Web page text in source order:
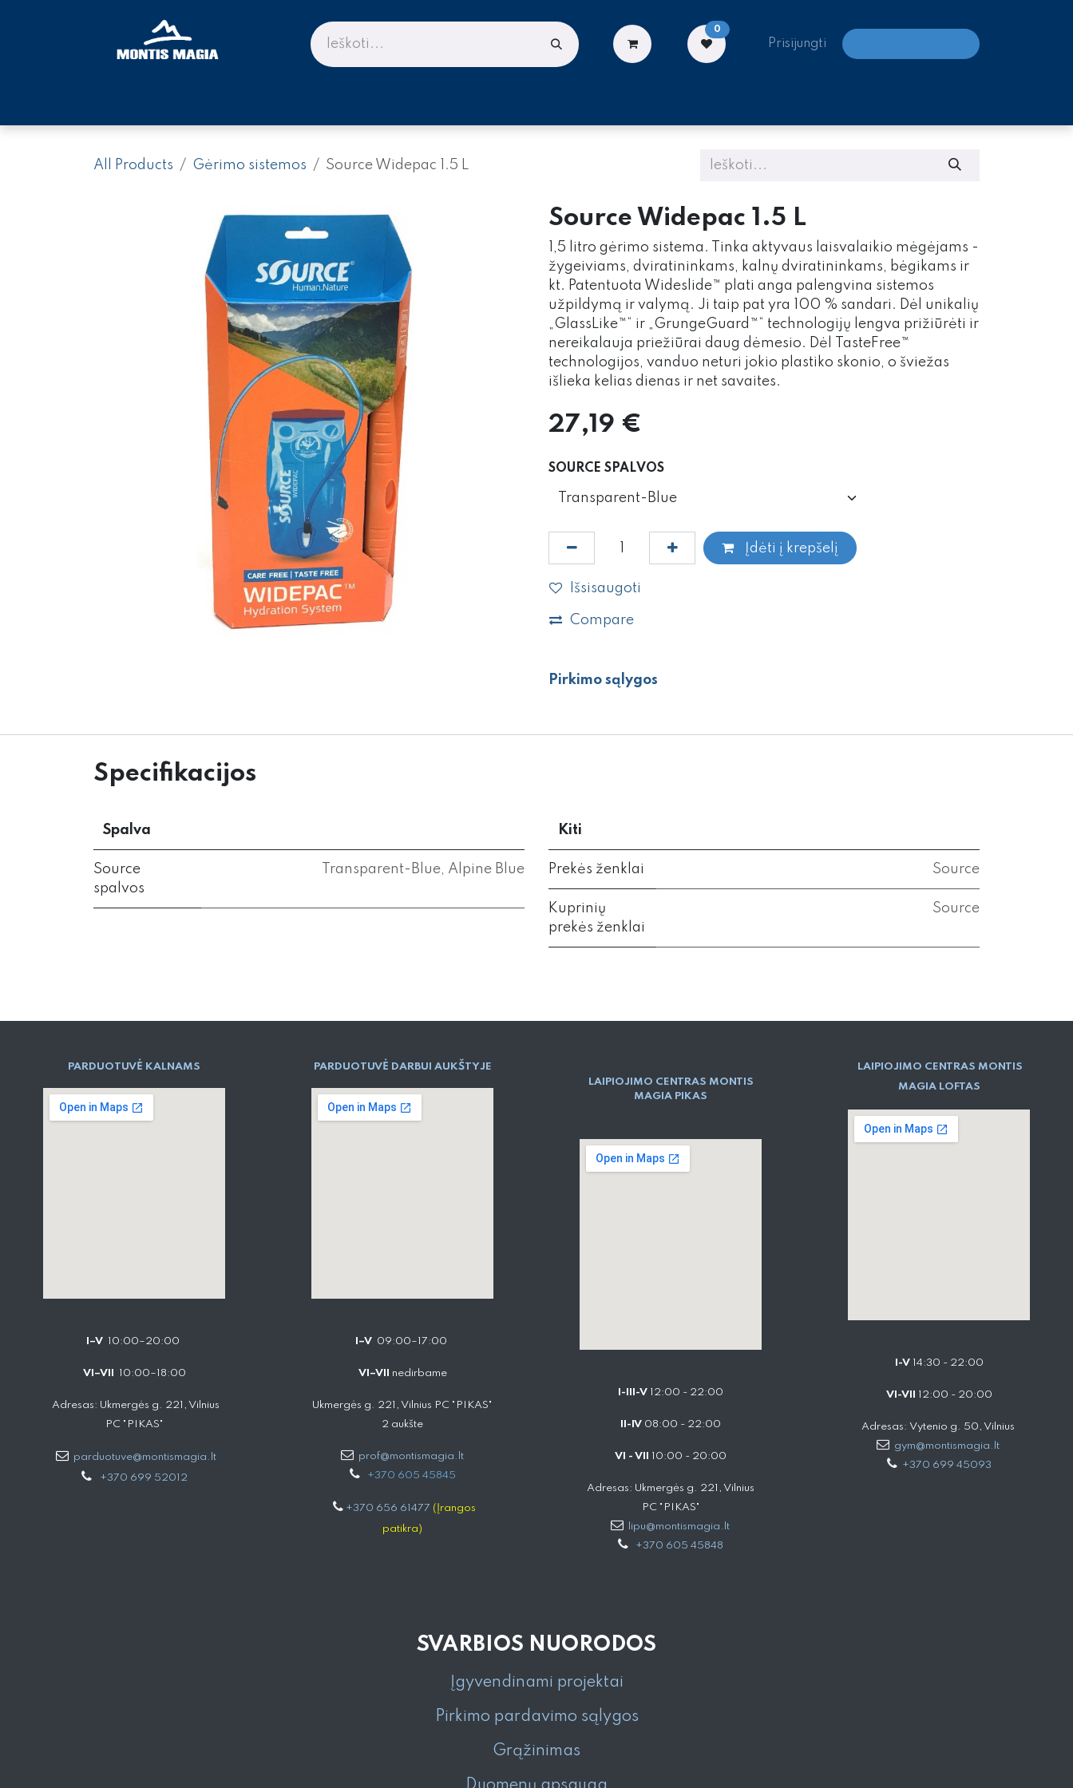
0
Prisijungti
All Products Gėrimo sistemos Source Widepac 1.5 L
Source Widepac 1.5 L
1,5 litro gėrimo sistema. Tinka aktyvaus laisvalaikio mėgėjams -
žygeiviams, dviratininkams, kalnų dviratininkams, bėgikams ir
kt. Patentuota Wideslide™ plati anga palengvina sistemos
užpildymą ir valymą. Ji taip pat yra 100 % sandari. Dėl unikalių
„GlassLike™“ ir „GrungeGuard™“ technologijų lengva prižiūrėti ir
nereikalauja priežiūrai daug dėmesio. Dėl TasteFree™
technologijos, vanduo neturi jokio plastiko skonio, o šviežas
išlieka kelias dienas ir net savaites.
27,19 €
SOURCE SPALVOS
Įdėti į krepšelį
Išsisaugoti
Compare
Pirkimo sąlygos
Specifikacijos
Spalva
Source
spalvos
Transparent-Blue Alpine Blue
Kiti
Prekės ženklai Source
Kuprinių
prekės ženklai
Source
PARD​UOTUVĖ​ KALNAMS
I–V 10:00–20:00
VI–VII 10:00–18:00
Adresas: Ukmergės g. 221, Vilnius
PC "PIKAS"
parduotuve@montismagia.lt
+370 699 52012
PARDUOTUVĖ DARBUI AUKŠTYJE
I–V 09:00–17:00
VI–VII nedirbame
Ukmergės g. 221, Vilnius PC "PIKAS"
2 aukšte
prof@montismagia.lt
+370 605 4584​5
+370 656 61477 (Įrangos
patikra)
LAIPIOJIMO CENTRAS MONTIS
MAGIA PIKAS
I-III-V 12:00 - 22:00
II-IV 08:00 - 22:00
VI - VII 10:00 - 20:00
Adresas: Ukmergės g. 221, Vilnius
PC "PIKAS"
lipu@montismagia.lt
+370 605 45848
LAIPIOJIMO CENTRAS MONTIS
MAGIA LOFTAS
I-V14:30 - 22:00
VI-VII 12:00 - 20:00
Adresas: Vytenio g. 50, Vilnius
gym@montismagia.lt
+370 699 45093
SVARBIOS NUORODOS
Įgyvendinami projektai
Pirkimo pardavimo sąlygos
Grąžinimas